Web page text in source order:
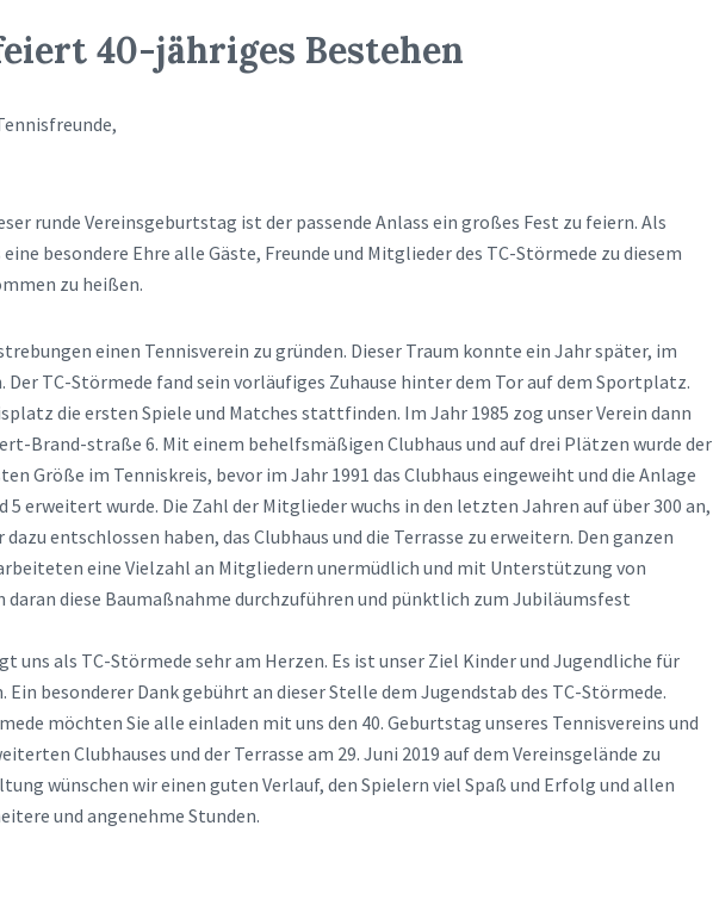
40-jähriges Bestehen
runde Vereinsgeburtstag ist der passende Anlass ein großes Fest zu feiern. Als
besondere Ehre alle Gäste, Freunde und Mitglieder des TC-Störmede zu diesem
zu heißen.
einen Tennisverein zu gründen. Dieser Traum konnte ein Jahr später, im
Der TC-Störmede fand sein vorläufiges Zuhause hinter dem Tor auf dem Sportplatz.
die ersten Spiele und Matches stattfinden. Im Jahr 1985 zog unser Verein dann
Brand-straße 6. Mit einem behelfsmäßigen Clubhaus und auf drei Plätzen wurde der
Größe im Tenniskreis, bevor im Jahr 1991 das Clubhaus eingeweiht und die Anlage
5 erweitert wurde. Die Zahl der Mitglieder wuchs in den letzten Jahren auf über 300 an,
entschlossen haben, das Clubhaus und die Terrasse zu erweitern. Den ganzen
eine Vielzahl an Mitgliedern unermüdlich und mit Unterstützung von
diese Baumaßnahme durchzuführen und pünktlich zum Jubiläumsfest
uns als TC-Störmede sehr am Herzen. Es ist unser Ziel Kinder und Jugendliche für
besonderer Dank gebührt an dieser Stelle dem Jugendstab des TC-Störmede.
möchten Sie alle einladen mit uns den 40. Geburtstag unseres Tennisvereins und
Clubhauses und der Terrasse am 29. Juni 2019 auf dem Vereinsgelände zu
wünschen wir einen guten Verlauf, den Spielern viel Spaß und Erfolg und allen
und angenehme Stunden.